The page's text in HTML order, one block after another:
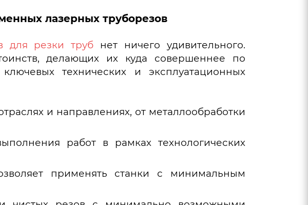
лазерных труборезов
для резки труб нет ничего удивительного.
делающих их куда совершеннее по
технических и эксплуатационных
и направлениях, от металлообработки
работ в рамках технологических
применять станки с минимальным